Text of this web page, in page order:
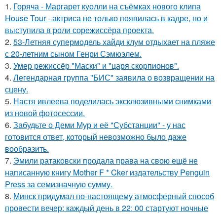
1. Горяча - Маргарет куолли на съёмках нового клипа
House Tour - актриса не только появилась в кадре, но и
выступила в роли сорежиссёра проекта.
2. 53-Летняя супермодель хайди клум отдыхает на пляже
с 20-летним сыном Генри Сэмюэлем.
3. Умер режиссёр "Маски" и "царя скорпионов".
4. Легендарная группа "БИС" заявила о возвращении на
сцену.
5. Настя ивлеева поделилась эксклюзивными снимками
из новой фотосессии.
6. Забудьте о Деми Мур и её "Субстанции" - у нас
готовится ответ, который невозможно было даже
вообразить.
7. Эмили ратаковски продала права на свою ещё не
написанную книгу Mother F * Cker издательству Penguin
Press за семизначную сумму.
8. Минск придумал по-настоящему атмосферный способ
провести вечер: каждый день в 22: 00 стартуют ночные